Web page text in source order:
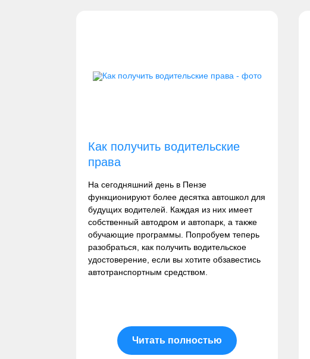
Как получить водительские
права
На сегодняшний день в Пензе
функционируют более десятка автошкол для
будущих водителей. Каждая из них имеет
собственный автодром и автопарк, а также
обучающие программы. Попробуем теперь
разобраться, как получить водительское
удостоверение, если вы хотите обзавестись
автотранспортным средством.
Читать полностью